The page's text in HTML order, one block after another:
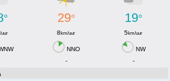
° 29° 19°
uur 8km/uur 5km/uur
NNO
NW
-
-